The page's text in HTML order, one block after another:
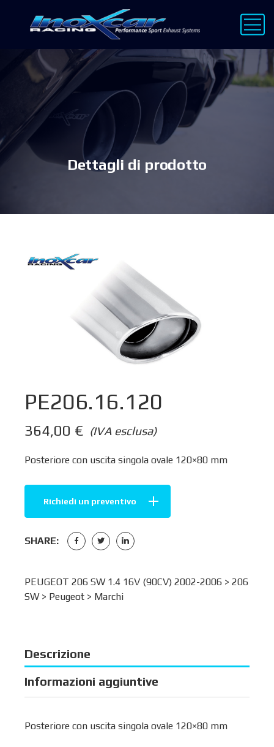
Dettagli di prodotto
PE206.16.120
(IVA esclusa)
364,00 €
Posteriore con uscita singola ovale 120×80 mm
Richiedi un preventivo
SHARE:
PEUGEOT 206 SW 1.4 16V (90CV) 2002-2006 > 206
SW> Peugeot > Marchi
Descrizione
Informazioni aggiuntive
Posteriore con uscita singola ovale 120×80 mm